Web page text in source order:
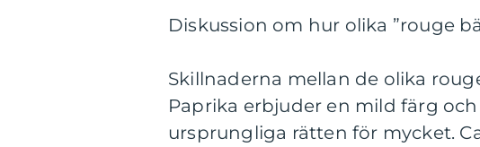
Diskussion om hur olika ”rouge
Skillnaderna mellan de olika
Paprika erbjuder en mild färg
ursprungliga rätten för mycket.